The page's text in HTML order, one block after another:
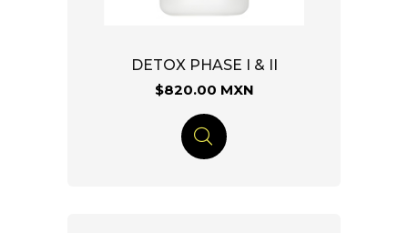
DETOX PHASE I & II
$820.00 MXN